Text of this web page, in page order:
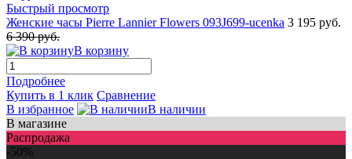
Быстрый просмотр
Женские часы Pierre Lannier Flowers 093J699-ucenka 3 195 руб.
6 390 руб.
В корзину
Подробнее
Купить в 1 клик Сравнение
В избранное
В наличии
В магазине
Распродажа
-50%